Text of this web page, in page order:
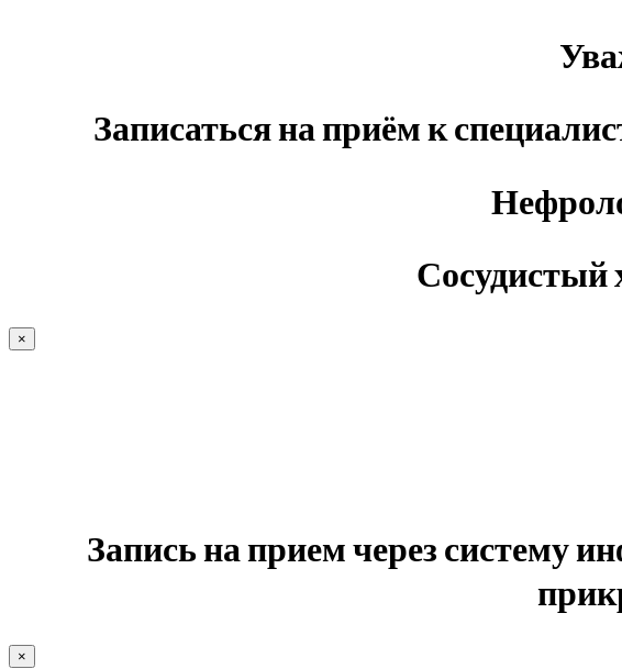
Записаться на приём к
×
Запись на прием через систему
×